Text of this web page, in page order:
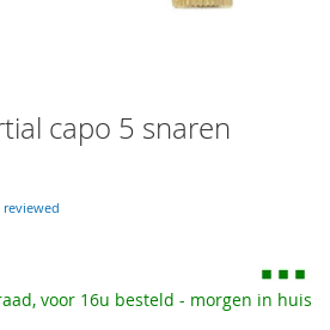
capo 5 snaren
voor 16u besteld - morgen in huis